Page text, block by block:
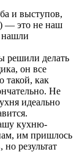
и выступов,
— это не наш
нашли
решили делать
он все
такой, как
Не
идеально
кухню-
им пришлось
результат